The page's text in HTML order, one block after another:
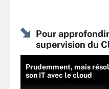
Pour
supervision du
Prudemment, mais
son IT avec le cloud